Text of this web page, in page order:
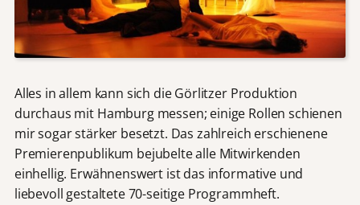
Alles in allem kann sich die Görlitzer Produktion
durchaus mit Hamburg messen; einige Rollen schienen
mir sogar stärker besetzt. Das zahlreich erschienene
Premierenpublikum bejubelte alle Mitwirkenden
einhellig. Erwähnenswert ist das informative und
liebevoll gestaltete 70-seitige Programmheft.